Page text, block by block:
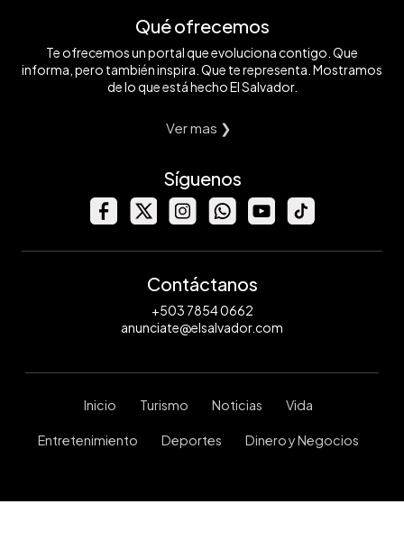
Qué ofrecemos
Te ofrecemos un portal que evoluciona contigo. Que
informa, pero también inspira. Que te representa. Mostramos
de lo que está hecho El Salvador.
Ver mas ❯
Síguenos
Contáctanos
+503 7854 0662
anunciate@elsalvador.com
Inicio Turismo Noticias Vida
Entretenimiento Deportes Dinero y Negocios